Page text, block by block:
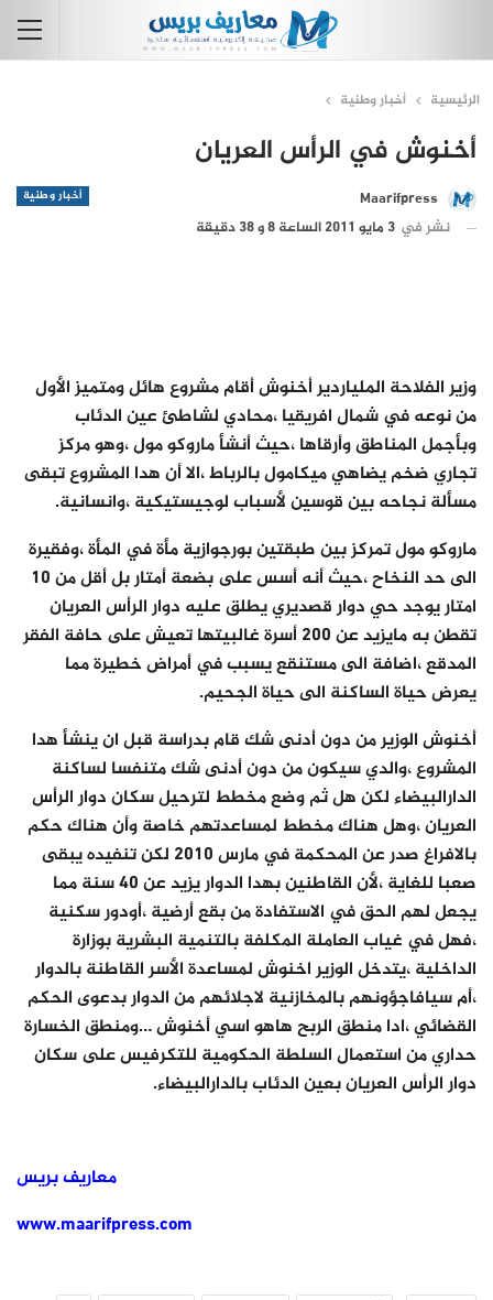
الرئيسية أخبار وطنية
أخنوش في الرأس العريان
أخبار وطنية
Maarifpress
نشر في 3 مايو 2011 الساعة 8 و 38 دقيقة
وزير الفلاحة الملياردير أخنوش أقام مشروع هائل ومتميز الأول
من نوعه في شمال افريقيا ،محادي لشاطئ عين الدئاب
وبأجمل المناطق وأرقاها ،حيث أنشأ ماروكو مول ،وهو مركز
تجاري ضخم يضاهي ميكامول بالرباط ،الا أن هدا المشروع تبقى
مسألة نجاحه بين قوسين لأسباب لوجيستيكية ،وانسانية.
ماروكو مول تمركز بين طبقتين بورجوازية مأة في المأة ،وفقيرة
الى حد النخاح ،حيث أنه أسس على بضعة أمتار بل أقل من 10
امتار يوجد حي دوار قصديري يطلق عليه دوار الرأس العريان
تقطن به مايزيد عن 200 أسرة غالبيتها تعيش على حافة الفقر
المدقع ،اضافة الى مستنقع يسبب في أمراض خطيرة مما
يعرض حياة الساكنة الى حياة الجحيم.
أخنوش الوزير من دون أدنى شك قام بدراسة قبل ان ينشأ هدا
المشروع ،والدي سيكون من دون أدنى شك متنفسا لساكنة
الدارالبيضاء لكن هل ثم وضع مخطط لترحيل سكان دوار الرأس
العريان ،وهل هناك مخطط لمساعدتهم خاصة وأن هناك حكم
بالافراغ صدر عن المحكمة في مارس 2010 لكن تنفيده يبقى
صعبا للغاية ،لأن القاطنين بهدا الدوار يزيد عن 40 سنة مما
يجعل لهم الحق في الاستفادة من بقع أرضية ،أودور سكنية
،فهل في غياب العاملة المكلفة بالتنمية البشرية بوزارة
الداخلية ،يتدخل الوزير اخنوش لمساعدة الأسر القاطنة بالدوار
،أم سيافاجؤونهم بالمخازنية لاجلائهم من الدوار بدعوى الحكم
القضائي ،ادا منطق الربح هاهو اسي أخنوش …ومنطق الخسارة
حداري من استعمال السلطة الحكومية للتكرفيس على سكان
دوار الرأس العريان بعين الدئاب بالدارالبيضاء.
معاريف بريس
www.maarifpress.com